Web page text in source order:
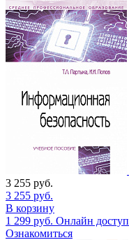
3 255 руб.
3 255 руб.
В корзину
1 299 руб. Онлайн доступ
Ознакомиться